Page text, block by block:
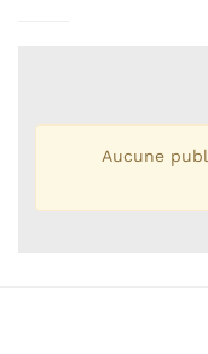
Aucune